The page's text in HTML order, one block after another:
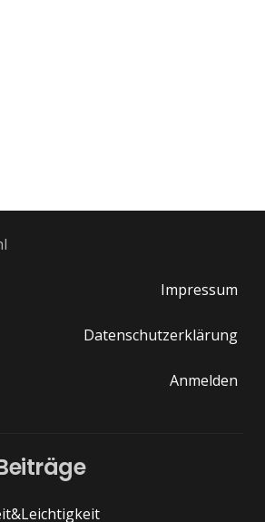
Impressum
Datenschutzerklärung
Anmelden